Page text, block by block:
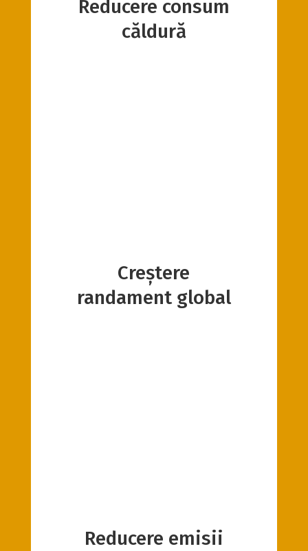
Reducere consum
căldură
Creștere
randament global
Reducere emisii